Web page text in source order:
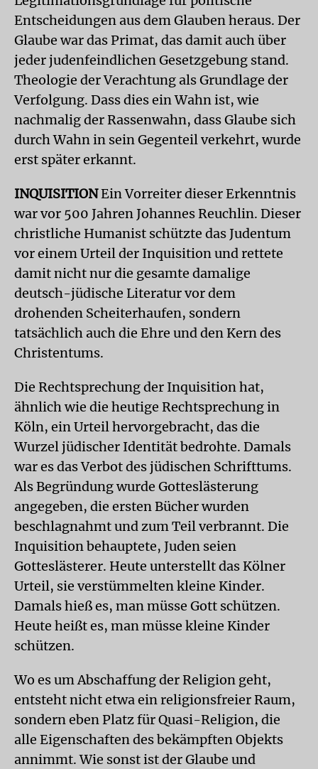
Entscheidungen aus dem Glauben heraus. Der
Glaube war das Primat, das damit auch über
jeder judenfeindlichen Gesetzgebung stand.
Theologie der Verachtung als Grundlage der
Verfolgung. Dass dies ein Wahn ist, wie
nachmalig der Rassenwahn, dass Glaube sich
durch Wahn in sein Gegenteil verkehrt, wurde
erst später erkannt.
INQUISITIONEin Vorreiter dieser Erkenntnis
war vor 500 Jahren Johannes Reuchlin. Dieser
christliche Humanist schützte das Judentum
vor einem Urteil der Inquisition und rettete
damit nicht nur die gesamte damalige
deutsch-jüdische Literatur vor dem
drohenden Scheiterhaufen, sondern
tatsächlich auch die Ehre und den Kern des
Christentums.
Die Rechtsprechung der Inquisition hat,
ähnlich wie die heutige Rechtsprechung in
Köln, ein Urteil hervorgebracht, das die
Wurzel jüdischer Identität bedrohte. Damals
war es das Verbot des jüdischen Schrifttums.
Als Begründung wurde Gotteslästerung
angegeben, die ersten Bücher wurden
beschlagnahmt und zum Teil verbrannt. Die
Inquisition behauptete, Juden seien
Gotteslästerer. Heute unterstellt das Kölner
Urteil, sie verstümmelten kleine Kinder.
Damals hieß es, man müsse Gott schützen.
Heute heißt es, man müsse kleine Kinder
schützen.
Wo es um Abschaffung der Religion geht,
entsteht nicht etwa ein religionsfreier Raum,
sondern eben Platz für Quasi-Religion, die
alle Eigenschaften des bekämpften Objekts
annimmt. Wie sonst ist der Glaube und